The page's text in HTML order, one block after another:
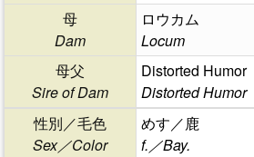
母
Dam
ロウカム
Locum
母父
Sire of Dam
Distorted Humor
Distorted Humor
性別／毛色
Sex／Color
めす／鹿
f.／Bay.